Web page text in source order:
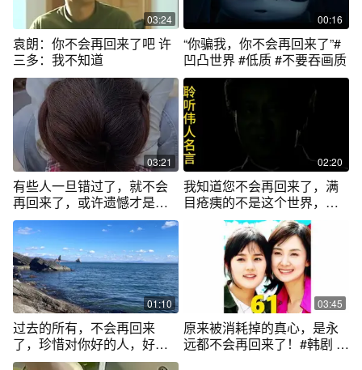
03:24
袁朗：你不会再回来了吧 许
三多：我不知道
00:16
“你骗我，你不会再回来了”#
凹凸世界 #低质 #不要吞画质
03:21
有些人一旦错过了，就不会
再回来了，或许遗憾才是人
生的常态吧 #
02:20
我知道您不会再回来了，满
目疮痍的不是这个世界，是
芸芸众生的心
01:10
过去的所有，不会再回来
了，珍惜对你好的人，好好
爱父母家人。
03:45
原来被消耗掉的真心，是永
远都不会再回来了！#韩剧 #